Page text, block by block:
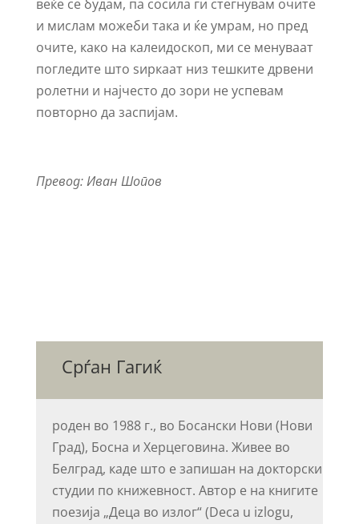
веќе се будам, па сосила ги стегнувам очите
и мислам можеби така и ќе умрам, но пред
очите, како на калеидоскоп, ми се менуваат
погледите што ѕиркаат низ тешките дрвени
ролетни и најчесто до зори не успевам
повторно да заспијам.
Превод: Иван Шопов
Срѓан Гагиќ
роден во 1988 г., во Босански Нови (Нови
Град), Босна и Херцеговина. Живее во
Белград, каде што е запишан на докторски
студии по книжевност. Автор е на книгите
поезија „Деца во излог“ (Deca u izlogu,